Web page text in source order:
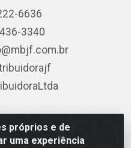
próprios e de
uma experiência
6636
3340
Juscelino Kubitschek,